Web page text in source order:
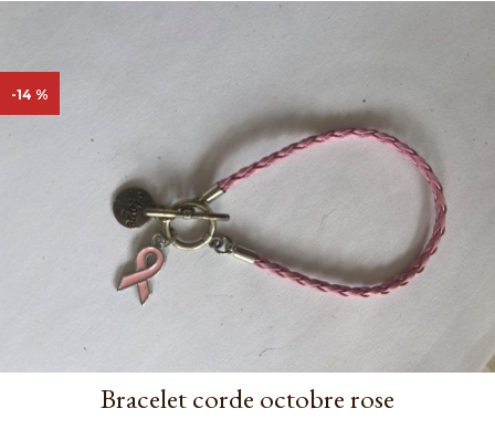
-14 %
Bracelet corde octobre rose